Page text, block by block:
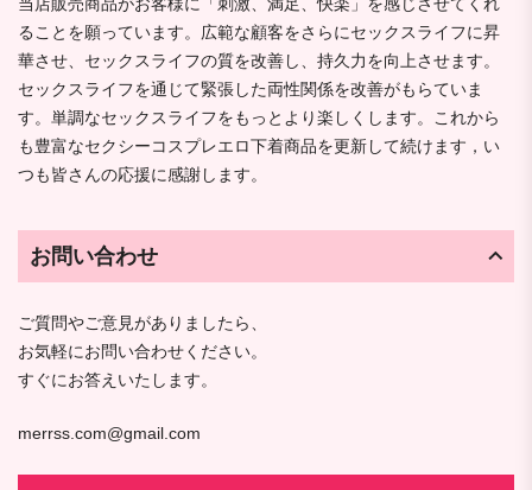
ることを願っています。広範な顧客をさらにセックスライフに昇
華させ、セックスライフの質を改善し、持久力を向上させます。
セックスライフを通じて緊張した両性関係を改善がもらていま
す。単調なセックスライフをもっとより楽しくします。これから
も豊富なセクシーコスプレエロ下着商品を更新して続けます，い
つも皆さんの応援に感謝します。
お問い合わせ
ご質問やご意見がありましたら、
お気軽にお問い合わせください。
すぐにお答えいたします。
merrss.com@gmail.com